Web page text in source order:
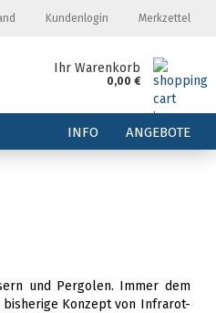
Kundenlogin Merkzettel
Ihr Warenkorb
0,00 €
INFO ANGEBOTE
und Pergolen. Immer dem
bisherige Konzept von Infrarot-